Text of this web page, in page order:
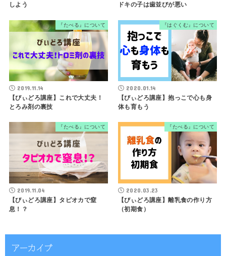
しよう
ドキの子は歯並びが悪い
『たべる』について
2019.11.14
【びぃどろ講座】これで大丈夫！
とろみ剤の裏技
『はぐくむ』について
2020.01.14
【びぃどろ講座】抱っこで心も身
体も育もう
『たべる』について
2019.11.04
【びぃどろ講座】タピオカで窒
息！？
『たべる』について
2020.03.23
【びぃどろ講座】離乳食の作り方
（初期食）
アーカイブ